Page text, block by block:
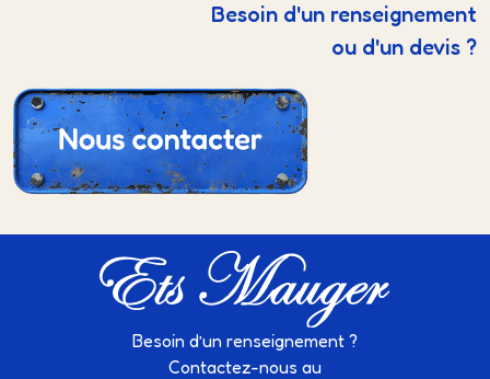
Besoin d'un renseignement
ou d'un devis ?
Besoin d’un renseignement ?
Contactez-nous au